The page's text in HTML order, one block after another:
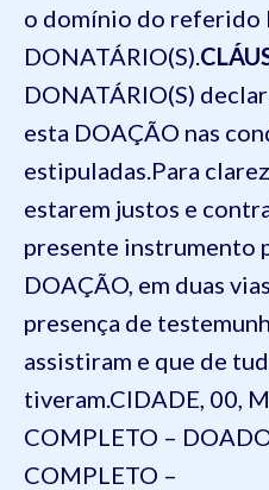
o domínio do referido
DONATÁRIO(S).
DONATÁRIO(S)
esta DOAÇÃO nas
estipuladas.Para
estarem justos e
presente instrumento
DOAÇÃO, em duas
presença de
assistiram e que de
tiveram.CIDADE, 00,
COMPLETO –
COMPLETO –